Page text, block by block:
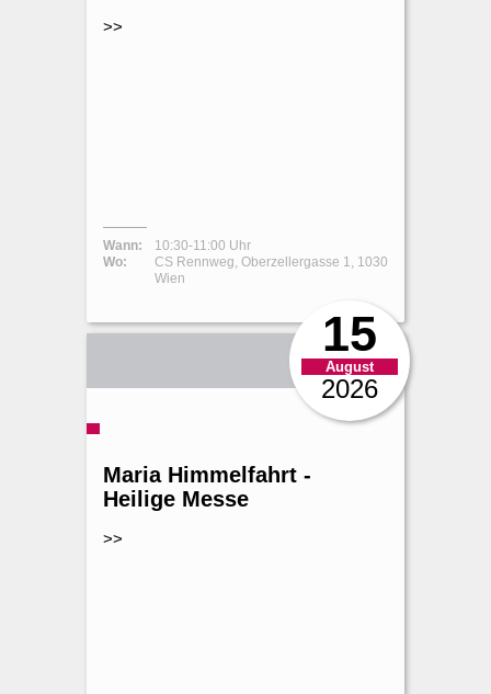
>>
Wann:
10:30-11:00 Uhr
Wo:
CS Rennweg, Oberzellergasse 1, 1030
Wien
15
August
2026
Maria Himmelfahrt -
Heilige Messe
>>